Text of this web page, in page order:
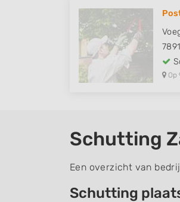
Op
Schutting
Een overzicht van
Schutting